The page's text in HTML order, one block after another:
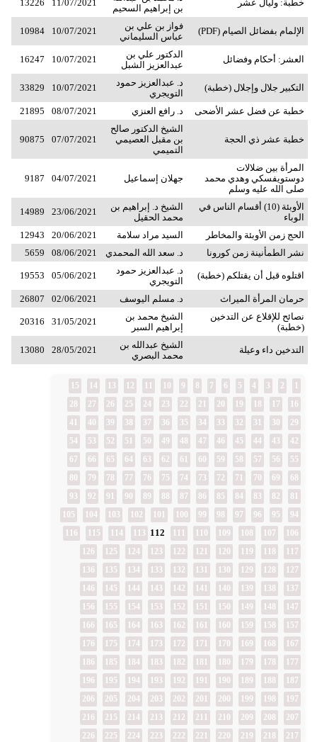
خطبة: وليال عشر
بن إبراهيم السحيم
11/07/2021
13226
الإلمام بفضائل الصيام (PDF)
فواز بن علي بن
عباس السليماني
10/07/2021
10984
العشر: أحكام وفضائل
الدكتور علي بن
عبدالعزيز الشبل
10/07/2021
16247
التكبير جلال وإجلال (خطبة)
د. عبدالعزيز حمود
التويجري
10/07/2021
33829
خطبة عن فضل عشر الأضحى د. رافع العنزي 08/07/2021
21895
خطبة عشر ذي الحجة
الشيخ الدكتور صالح
بن مقبل العصيمي
التميمي
07/07/2021
90875
المرأة بين ضلالات
دوستويفسكي وهدي محمد
صلى الله عليه وسلم
جهلان إسماعيل 04/07/2021
9187
الأوبئة (10) أقسام الناس في
الوباء
الشيخ د. إبراهيم بن
محمد الحقيل
23/06/2021
14989
الحج زمن الأوبئة والمخاطر السيد مراد سلامة 20/06/2021
12943
نشر الطمأنينة زمن كورونا
د. سعد الله المحمدي 08/06/2021
5659
اقتلوه قبل أن يقتلكم (خطبة)
د. عبدالعزيز حمود
التويجري
05/06/2021
19553
حرمان المرأة الميراث د. مسلم اليوسف 02/06/2021
26807
نصائح للإقلاع عن التدخين
(خطبة)
الشيخ محمد بن
إبراهيم السبر
31/05/2021
20316
التدخين داء وعيلة
الشيخ عبدالله بن
محمد البصري
28/05/2021
13080
2
3
4
5
6
7
8
9
12
13
14
15
16
17
18
19
20
21
22
23
24
25
26
27
28
29
30
31
32
33
34
35
36
37
38
39
40
41
42
43
44
45
46
47
48
49
50
51
52
53
54
55
56
57
58
59
60
61
62
63
64
65
66
67
68
69
70
71
72
73
74
75
76
77
78
79
80
81
82
83
84
85
86
87
88
89
90
91
92
93
94
95
96
97
98
99
102
103
104
105
106
107
108
109
113
114
115
116
117
118
119
120
121
122
123
124
125
126
127
128
129
130
131
132
133
134
135
136
137
138
139
140
141
142
143
144
145
146
147
148
149
150
151
152
153
154
155
156
157
158
159
160
161
162
163
164
165
166
167
168
169
170
171
172
173
174
175
176
177
178
179
180
181
182
183
184
185
186
187
188
189
190
191
192
193
194
195
196
197
198
199
200
201
202
203
204
205
206
207
208
209
210
211
212
213
214
215
216
217
218
219
220
221
222
223
224
225
226